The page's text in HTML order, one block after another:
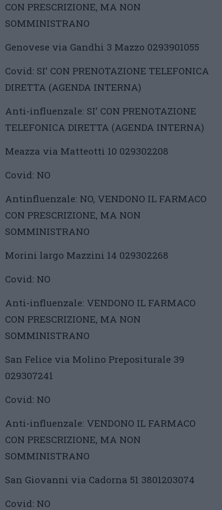
CON PRESCRIZIONE, MA NON
SOMMINISTRANO
Genovese via Gandhi 3 Mazzo 0293901055
Covid: SI’ CON PRENOTAZIONE TELEFONICA
DIRETTA (AGENDA INTERNA)
Anti-influenzale: SI’ CON PRENOTAZIONE
TELEFONICA DIRETTA (AGENDA INTERNA)
Meazza via Matteotti 10 029302208
Covid: NO
Antinfluenzale: NO, VENDONO IL FARMACO
CON PRESCRIZIONE, MA NON
SOMMINISTRANO
Morini largo Mazzini 14 029302268
Covid: NO
Anti-influenzale: VENDONO IL FARMACO
CON PRESCRIZIONE, MA NON
SOMMINISTRANO
San Felice via Molino Prepositurale 39
029307241
Covid: NO
Anti-influenzale: VENDONO IL FARMACO
CON PRESCRIZIONE, MA NON
SOMMINISTRANO
San Giovanni via Cadorna 51 3801203074
Covid: NO